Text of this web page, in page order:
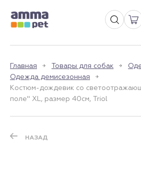
Главная Товары для собак
Одежда демисезонная
Костюм-дождевик со
поле" XL, размер 40см, Triol
НАЗАД